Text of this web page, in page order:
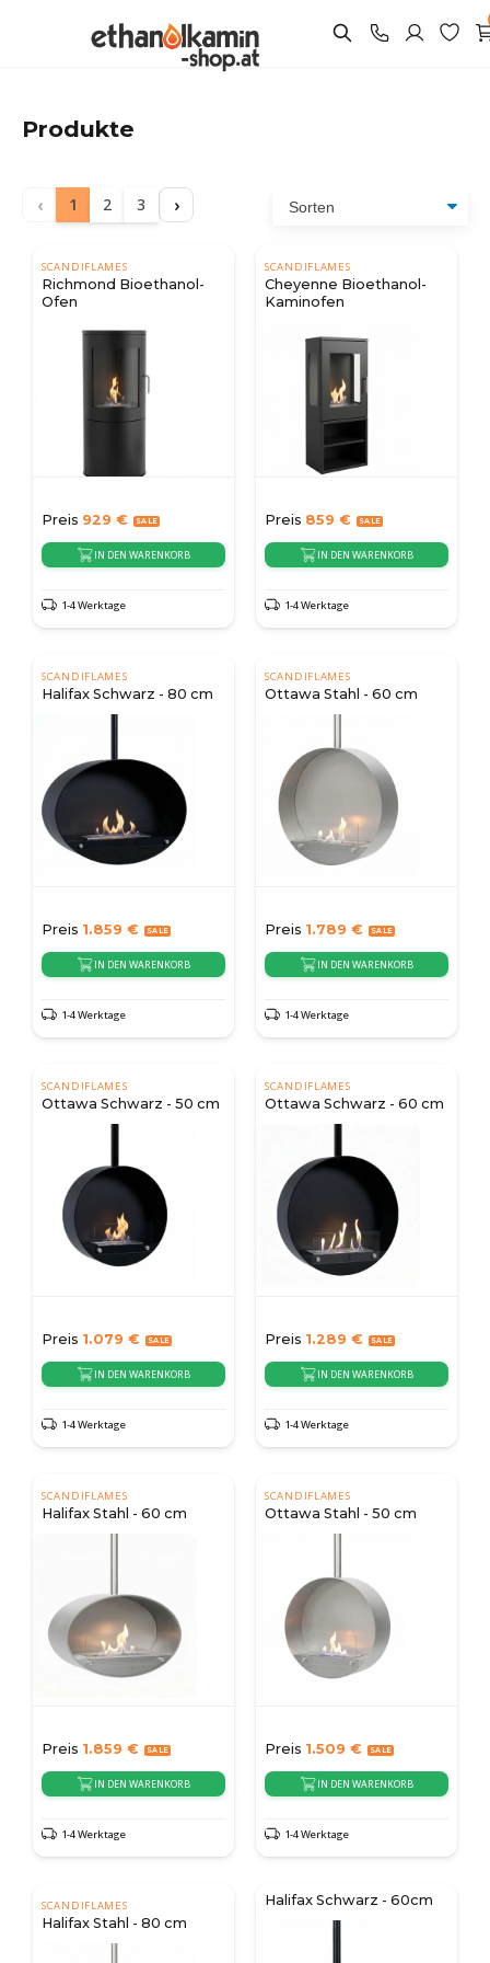
Produkte
‹ 1 2 3 ›
SCANDIFLAMES
Richmond Bioethanol-
Ofen
Preis 929 €
IN DEN WARENKORB
1-4 Werktage
SCANDIFLAMES
Cheyenne Bioethanol-
Kaminofen
Preis 859 €
IN DEN WARENKORB
1-4 Werktage
SCANDIFLAMES
Halifax Schwarz - 80 cm
Preis 1.859 €
IN DEN WARENKORB
1-4 Werktage
SCANDIFLAMES
Ottawa Stahl - 60 cm
Preis 1.789 €
IN DEN WARENKORB
1-4 Werktage
SCANDIFLAMES
Ottawa Schwarz - 50 cm
Preis 1.079 €
IN DEN WARENKORB
1-4 Werktage
SCANDIFLAMES
Ottawa Schwarz - 60 cm
Preis 1.289 €
IN DEN WARENKORB
1-4 Werktage
SCANDIFLAMES
Halifax Stahl - 60 cm
Preis 1.859 €
IN DEN WARENKORB
1-4 Werktage
SCANDIFLAMES
Ottawa Stahl - 50 cm
Preis 1.509 €
IN DEN WARENKORB
1-4 Werktage
SCANDIFLAMES
Halifax Stahl - 80 cm
Halifax Schwarz - 60cm